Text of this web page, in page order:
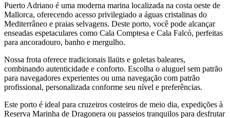
Puerto Adriano é uma moderna marina localizada na costa oeste de
Mallorca, oferecendo acesso privilegiado a águas cristalinas do
Mediterrâneo e praias selvagens. Deste porto, você pode alcançar
enseadas espetaculares como Cala Comptesa e Cala Falcó, perfeitas
para ancoradouro, banho e mergulho.
Nossa frota oferece tradicionais llaüts e goletas baleares,
combinando autenticidade e conforto. Escolha o aluguel sem patrão
para navegadores experientes ou uma navegação com patrão
profissional, personalizada conforme seu nível e preferências.
Este porto é ideal para cruzeiros costeiros de meio dia, expedições à
Reserva Marinha de Dragonera ou passeios tranquilos para desfrutar